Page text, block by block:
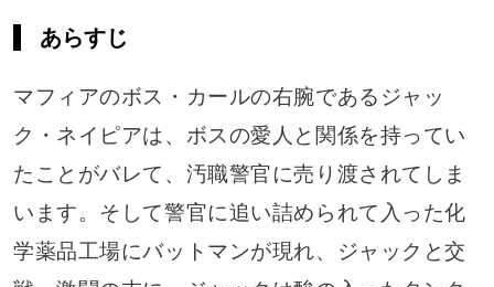
あらすじ
マフィアのボス・カールの右腕であるジャッ
ク・ネイピアは、ボスの愛人と関係を持ってい
たことがバレて、汚職警官に売り渡されてしま
います。そして警官に追い詰められて入った化
学薬品工場にバットマンが現れ、ジャックと交